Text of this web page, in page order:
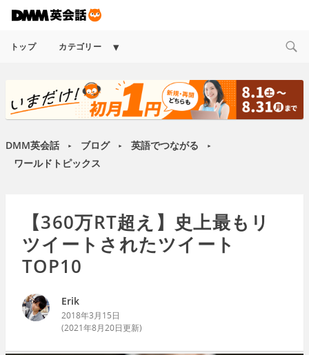
トップ カテゴリー
Expand
menu
DMM英会話 ► ブログ ► 英語でつながる ►
ワールドトピックス
【360万RT超え】史上最もリ
ツイートされたツイート
TOP10
Erik
2018年3月15日
(2021年8月20日更新)